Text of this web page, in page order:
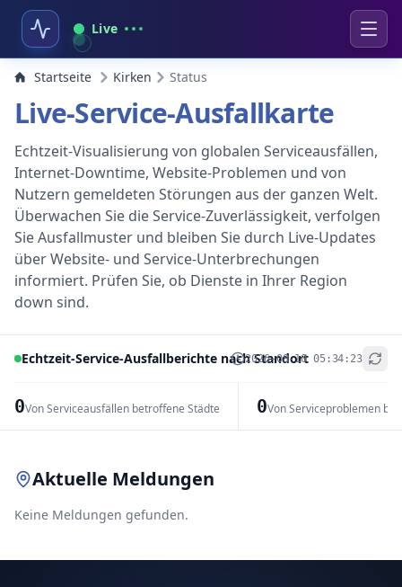
Live
Startseite Kirken Status
Live-Service-Ausfallkarte
Echtzeit-Visualisierung von globalen Serviceausfällen,
Internet-Downtime, Website-Problemen und von
Nutzern gemeldeten Störungen aus der ganzen Welt.
Überwachen Sie die Service-Zuverlässigkeit, verfolgen
Sie Ausfallmuster und bleiben Sie durch Live-Updates
über Website- und Service-Unterbrechungen
informiert. Prüfen Sie, ob Dienste in Ihrer Region
down sind.
Echtzeit-Service-Ausfallberichte nach Standort
2026-08-10 05:34:23
0Von Serviceausfällen betroffene Städte 0Von Serviceproblemen
+
Aktuelle Meldungen
Keine Meldungen gefunden.